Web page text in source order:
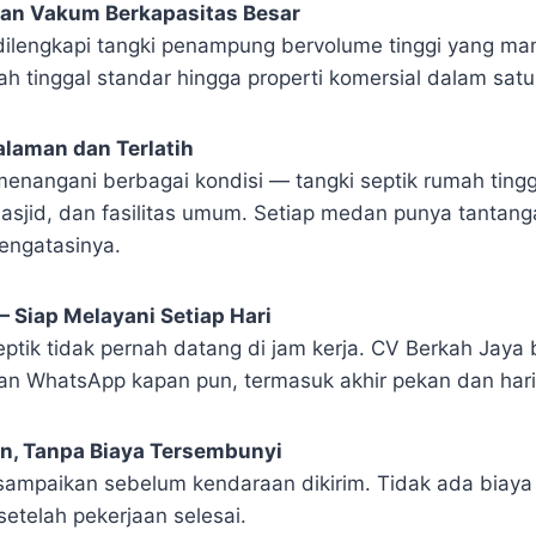
Vakum Berkapasitas Besar
tangki penampung bervolume tinggi yang
tinggal standar hingga properti komersial dalam
dan Terlatih
berbagai kondisi — tangki septik rumah
dan fasilitas umum. Setiap medan punya
Siap Melayani Setiap Hari
tidak pernah datang di jam kerja. CV Berkah Jaya
WhatsApp kapan pun, termasuk akhir pekan dan
Tanpa Biaya Tersembunyi
sebelum kendaraan dikirim. Tidak ada
pekerjaan selesai.